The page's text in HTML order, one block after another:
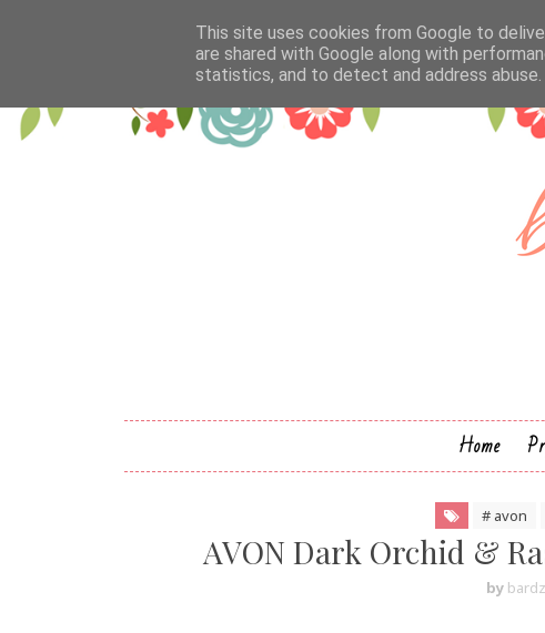
Home
# avon
AVON Dark Orchid &
by
This site uses cookies from Google to
are shared with Google along with
statistics, and to detect and address abuse.